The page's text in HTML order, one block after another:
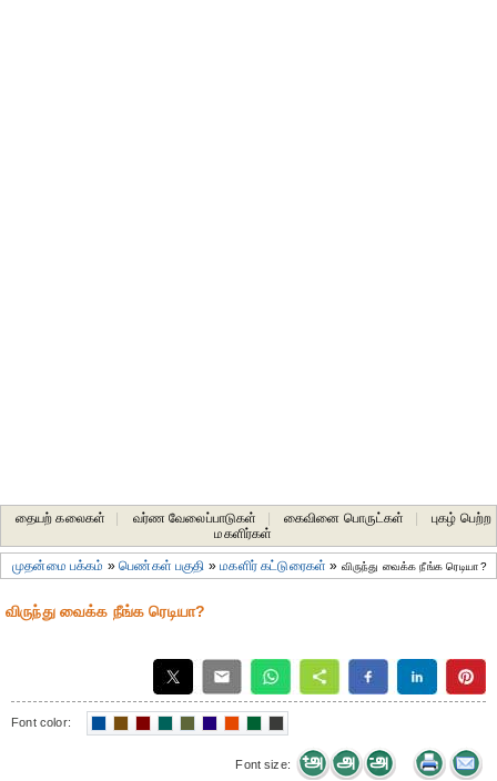
தையற் கலைகள் வர்ண வேலைப்பாடுகள் கைவினை பொருட்கள்
புகழ் பெற்ற
மகளிர்கள்
முதன்மை பக்கம் »பெண்கள் பகுதி »மகளிர் கட்டுரைகள் » விருந்து வைக்க நீங்க ரெடியா?
விருந்து வைக்க நீங்க ரெடியா?
Font color:
Font size: